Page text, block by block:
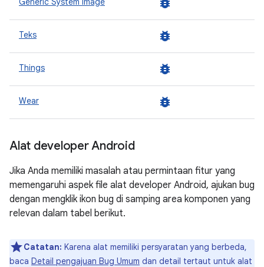
bug_report
Teks bug_report
Things bug_report
Wear bug_report
Alat developer Android
Jika Anda memiliki masalah atau permintaan fitur yang
memengaruhi aspek file alat developer Android, ajukan bug
dengan mengklik ikon bug di samping area komponen yang
relevan dalam tabel berikut.
Catatan: Karena alat memiliki persyaratan yang berbeda,
baca Detail pengajuan Bug Umum dan detail tertaut untuk alat